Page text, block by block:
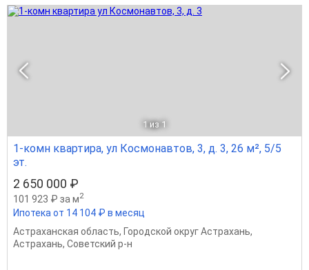
1 из 1
1-комн квартира, ул Космонавтов, 3, д. 3, 26 м², 5/5
эт.
2 650 000 ₽
101 923 ₽ за м2
Ипотека от 14 104 ₽ в месяц
Астраханская область, Городской округ Астрахань,
Астрахань, Советский р-н